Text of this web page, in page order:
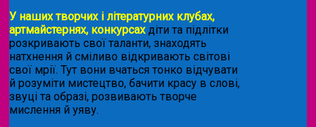
У наших творчих і літературних клубах,
артмайстернях, конкурсахдіти та підлітки
розкривають свої таланти, знаходять
натхнення й сміливо відкривають світові
свої мрії. Тут вони вчаться тонко відчувати
й розуміти мистецтво, бачити красу в слові,
звуці та образі, розвивають творче
мислення й уяву.